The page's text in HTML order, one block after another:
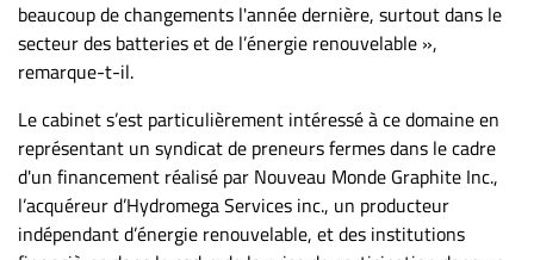
beaucoup de changements l'année dernière, surtout dans le
secteur des batteries et de l’énergie renouvelable »,
remarque-t-il.
Le cabinet s’est particulièrement intéressé à ce domaine en
représentant un syndicat de preneurs fermes dans le cadre
d'un financement réalisé par Nouveau Monde Graphite Inc.,
l’acquéreur d’Hydromega Services inc., un producteur
indépendant d’énergie renouvelable, et des institutions